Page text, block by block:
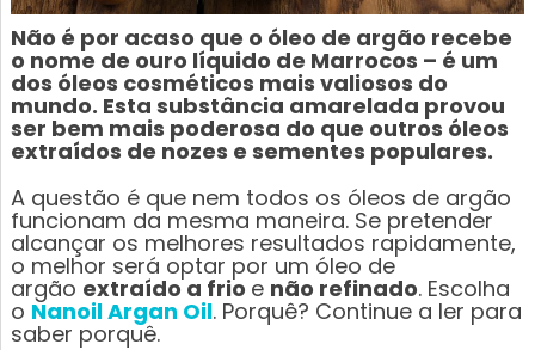
Não é por acaso que o óleo de argão recebe
o nome de ouro líquido de Marrocos – é um
dos óleos cosméticos mais valiosos do
mundo. Esta substância amarelada provou
ser bem mais poderosa do que outros óleos
extraídos de nozes e sementes populares.
A questão é que nem todos os óleos de argão
funcionam da mesma maneira. Se pretender
alcançar os melhores resultados rapidamente,
o melhor será optar por um óleo de
argão extraído a frio e não refinado. Escolha
o Nanoil Argan Oil. Porquê? Continue a ler para
saber porquê.